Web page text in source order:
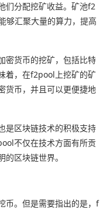
们分配挖矿收益。矿池f2
够汇聚大量的算力，提高
密货币的挖矿，包括比特
着，在f2pool上挖矿的矿
货币，并且可以更便捷地
是区块链技术的积极支持
不仅在技术方面有所贡
区块链世界。
币。但是需要指出的是，f